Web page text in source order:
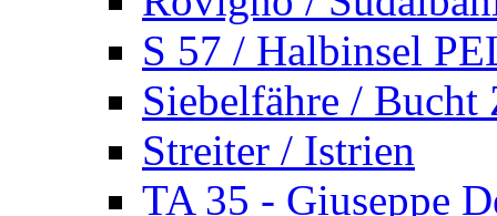
S 57 / Halbinsel
Siebelfähre / Bucht
Streiter / Istrien
TA 35 - Giuseppe